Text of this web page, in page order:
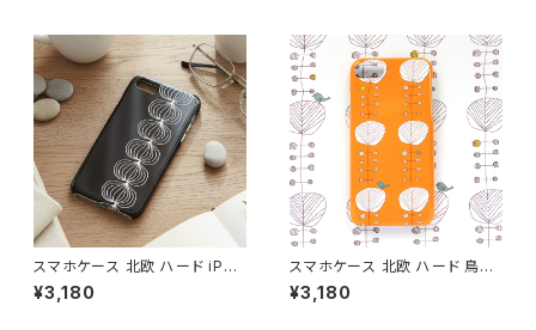
レイ】 hardcase
スマホケース 北欧 ハード iPho
ne17/16/15/ モノトーン シンプ
ル ギフト おしゃれ【玉ねぎ】 har
¥3,180
スマホケース 北欧 ハード 鳥柄
iPhone17/16/Pixel/Galaxy
大人可愛い【オレンジの木と鳥】
¥3,180